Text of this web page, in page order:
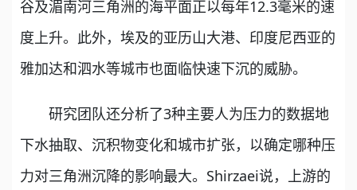
谷及湄南河三角洲的海平面正以每年12.3毫米的速
度上升。此外，埃及的亚历山大港、印度尼西亚的
雅加达和泗水等城市也面临快速下沉的威胁。
研究团队还分析了3种主要人为压力的数据地
下水抽取、沉积物变化和城市扩张，以确定哪种压
力对三角洲沉降的影响最大。Shirzaei说，上游的